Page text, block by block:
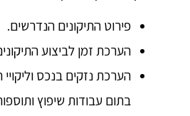
פירוט התיקונים הנדרשים.
הערכת זמן לביצוע
הערכת נזקים בנכס
בתום עבודות שיפוץ